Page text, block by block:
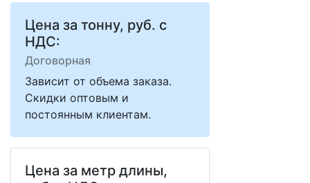
Цена за тонну, руб. с
НДС:
Договорная
Зависит от объема заказа.
Скидки оптовым и
постоянным клиентам.
Цена за метр длины,